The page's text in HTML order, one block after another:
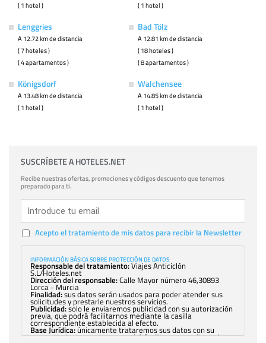
( 1 hotel )
( 1 hotel )
Lenggries
A 12.72 km de distancia
( 7 hoteles )
( 4 apartamentos )
Bad Tölz
A 12.81 km de distancia
( 18 hoteles )
( 8 apartamentos )
Königsdorf
A 13.48 km de distancia
( 1 hotel )
Walchensee
A 14.85 km de distancia
( 1 hotel )
SUSCRÍBETE A HOTELES.NET
Recibe nuestras ofertas, promociones y códigos descuento que tenemos
preparado para ti.
Acepto el tratamiento de mis datos para recibir la Newsletter
INFORMACIÓN BÁSICA SOBRE PROTECCIÓN DE DATOS
Responsable del tratamiento:Viajes Anticiclón
S.L/Hoteles.net
Dirección del responsable:Calle Mayor número 46,30893
Lorca - Murcia
Finalidad:sus datos serán usados para poder atender sus
solicitudes y prestarle nuestros servicios.
Publicidad:solo le enviaremos publicidad con su autorización
previa, que podrá facilitarnos mediante la casilla
correspondiente establecida al efecto.
Base Jurídica:únicamente trataremos sus datos con su
consentimiento previo, que podrá facilitarnos mediante la